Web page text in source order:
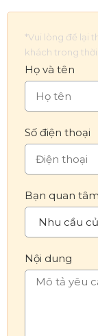
*Vui lòng để lại
khách trong
Họ và tên
Số điện thoại
Bạn quan tâm
Nội dung